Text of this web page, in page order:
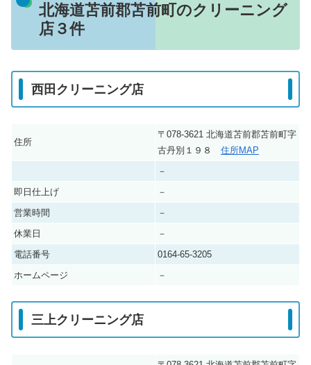
北海道苫前郡苫前町のクリーニング
店３件
西田クリーニング店
住所
〒078-3621 北海道苫前郡苫前町字
古丹別１９８ 住所MAP
－
即日仕上げ
－
営業時間
－
休業日
－
電話番号
0164-65-3205
ホームページ
－
三上クリーニング店